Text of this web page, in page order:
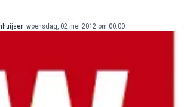
woensdag, 02 mei 2012 om 00:00